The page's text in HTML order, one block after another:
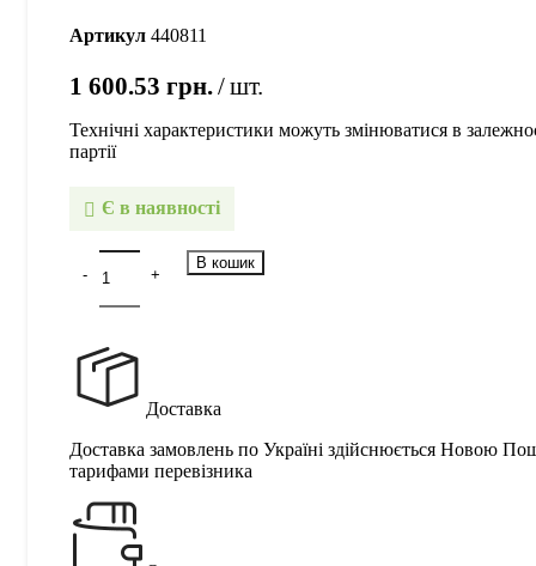
Артикул 440811
1 600.53 грн. шт.
Технічні характеристики можуть змінюватися в
партії
Є в наявності
В кошик
Доставка
Доставка замовлень по Україні здійснюється Новою
тарифами перевізника